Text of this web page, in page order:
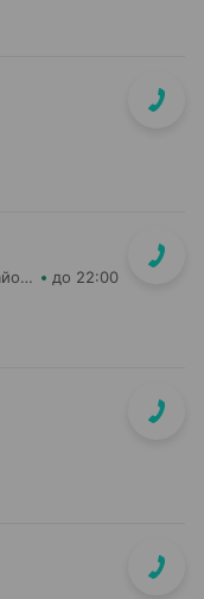
Минская Фармация РУП Центральная районная аптека №182 до 22:00